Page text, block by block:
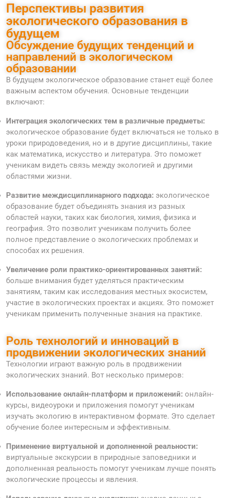
Перспективы развития
экологического образования в
будущем
Обсуждение будущих тенденций и
направлений в экологическом
образовании
В будущем экологическое образование станет ещё более
важным аспектом обучения. Основные тенденции
включают:
Интеграция экологических тем в различные предметы:
экологическое образование будет включаться не только в
уроки природоведения, но и в другие дисциплины, такие
как математика, искусство и литература. Это поможет
ученикам видеть связь между экологией и другими
областями жизни.
Развитие междисциплинарного подхода: экологическое
образование будет объединять знания из разных
областей науки, таких как биология, химия, физика и
география. Это позволит ученикам получить более
полное представление о экологических проблемах и
способах их решения.
Увеличение роли практико-ориентированных занятий:
больше внимания будет уделяться практическим
занятиям, таким как исследования местных экосистем,
участие в экологических проектах и акциях. Это поможет
ученикам применить полученные знания на практике.
Роль технологий и инноваций в
продвижении экологических знаний
Технологии играют важную роль в продвижении
экологических знаний. Вот несколько примеров:
Использование онлайн-платформ и приложений: онлайн-
курсы, видеоуроки и приложения помогут ученикам
изучать экологию в интерактивном формате. Это сделает
обучение более интересным и эффективным.
Применение виртуальной и дополненной реальности:
виртуальные экскурсии в природные заповедники и
дополненная реальность помогут ученикам лучше понять
экологические процессы и явления.